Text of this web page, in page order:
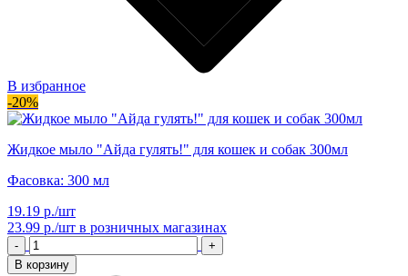
В избранное
-20%
Жидкое мыло "Айда гулять!" для кошек и собак 300мл
Фасовка: 300 мл
19.19 р./шт
23.99 р./шт в розничных магазинах
-
+
В корзину